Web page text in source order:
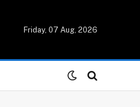
Friday, 07 Aug, 2026